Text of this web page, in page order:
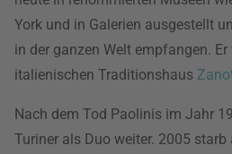
York und in Galerien ausgestellt
in der ganzen Welt empfangen.
italienischen Traditionshaus
Nach dem Tod Paolinis im Jahr
Turiner als Duo weiter. 2005